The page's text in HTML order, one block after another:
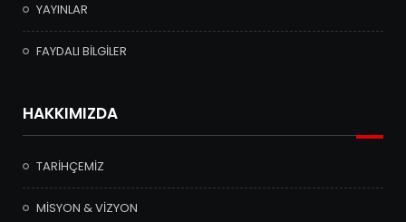
YAYINLAR
FAYDALI BİLGİLER
HAKKIMIZDA
TARİHÇEMİZ
MİSYON & VİZYON